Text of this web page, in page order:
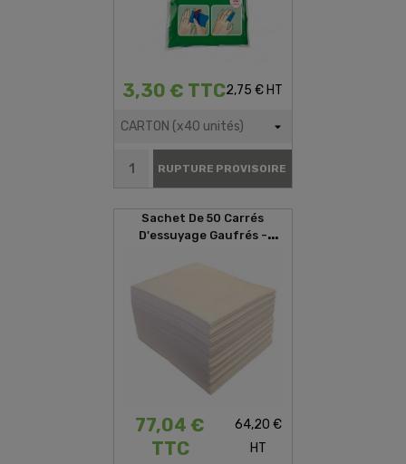
3,30 € TTC2,75 € HT
RUPTURE PROVISOIRE
Sachet De 50 Carrés
D'essuyage Gaufrés -
77,04 €
TTC
64,20 €
HT